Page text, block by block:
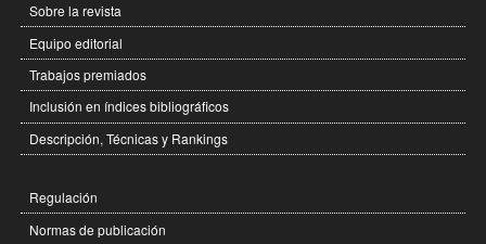
Sobre la revista
Equipo editorial
Trabajos premiados
Inclusión en índices bibliográficos
Descripción, Técnicas y Rankings
Regulación
Normas de publicación